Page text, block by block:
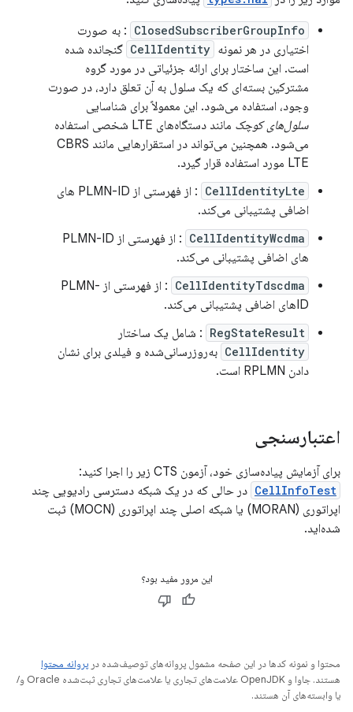
ClosedSubscriberGroupInfo : به صورت
اختیاری در هر نمونه CellIdentity گنجانده شده
است. این ساختار برای ارائه جزئیاتی در مورد گروه
مشترکین بسته‌ای که یک سلول به آن تعلق دارد، در صورت
وجود، استفاده می‌شود. این معمولاً برای شناسایی
سلول‌های کوچک
مانند دستگاه‌های LTE شخصی استفاده
می‌شود. همچنین می‌تواند در استقرارهایی مانند CBRS
LTE مورد استفاده قرار گیرد.
CellIdentityLte
: از فهرستی از PLMN-ID های
اضافی پشتیبانی می‌کند.
CellIdentityWcdma
: از فهرستی از PLMN-ID
های اضافی پشتیبانی می‌کند.
CellIdentityTdscdma
: از فهرستی از PLMN-
IDهای اضافی پشتیبانی می‌کند.
RegStateResult : شامل یک ساختار
CellIdentity به‌روزرسانی‌شده و فیلدی برای نشان
دادن RPLMN است.
اعتبارسنجی
برای آزمایش پیاده‌سازی خود، آزمون CTS زیر را اجرا کنید:
CellInfoTest در حالی که در یک شبکه دسترسی رادیویی چند
اپراتوری (MORAN) یا شبکه اصلی چند اپراتوری (MOCN) ثبت
شده‌اید.
این مرور مفید بود؟
محتوا و نمونه کدها در این صفحه مشمول پروانه‌های توصیف‌شده در پروانه محتوا
هستند. جاوا و OpenJDK علامت‌های تجاری یا علامت‌های تجاری ثبت‌شده Oracle و/
یا وابسته‌های آن هستند.